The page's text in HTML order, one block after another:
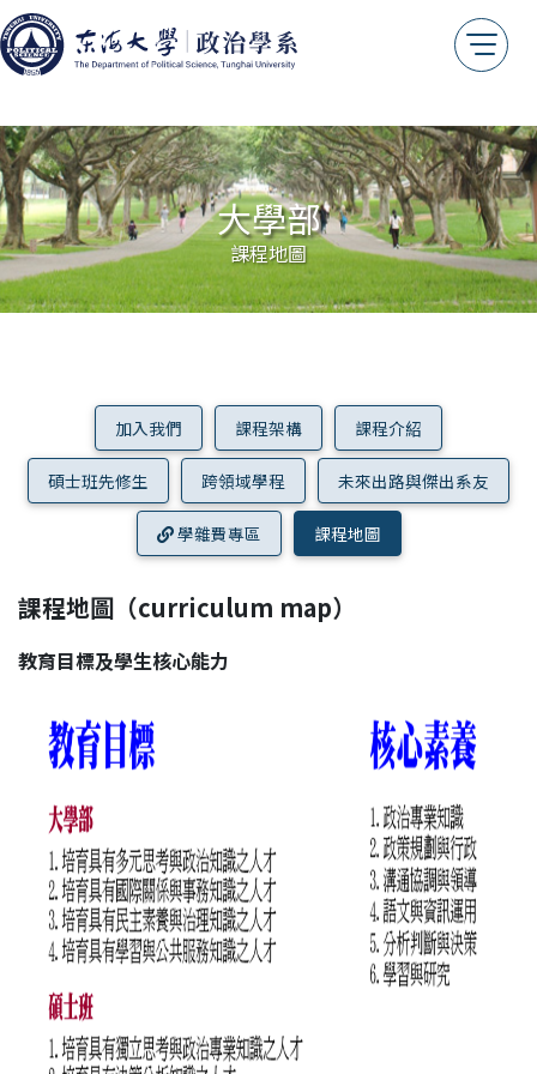
大學部
課程地圖
加入我們 課程架構 課程介紹
碩士班先修生 跨領域學程 未來出路與傑出系友
學雜費專區 課程地圖
課程地圖（curriculum map）
教育目標及學生核心能力